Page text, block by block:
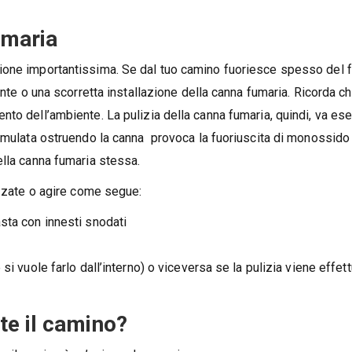
importantissima. Se dal tuo camino fuoriesce spesso del
o una scorretta installazione della canna fumaria. Ricorda
dell’ambiente. La pulizia della canna fumaria, quindi, va
ostruendo la canna provoca la fuoriuscita di
canna fumaria stessa.
o agire come segue:
con innesti snodati
vuole farlo dall’interno) o viceversa se la pulizia viene
il camino?